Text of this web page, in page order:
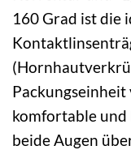
160 Grad ist die
Packungseinheit
komfortable
beide Augen